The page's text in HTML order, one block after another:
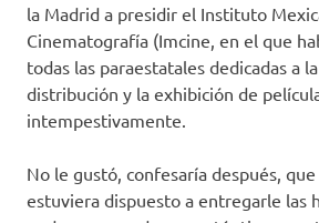
la Madrid a presidir el Instituto
Cinematografía (Imcine, en el que
todas las paraestatales dedicadas a
distribución y la exhibición de
intempestivamente.
No le gustó, confesaría después,
estuviera dispuesto a entregarle las